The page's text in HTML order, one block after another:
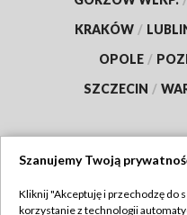
KRAKÓW /
OPOLE /
SZCZECIN /
Szanujemy Twoją
Kliknij "Akceptuję i przechodzę do
korzystanie z technologii